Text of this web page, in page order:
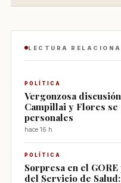
LECTURA
POLÍTICA
Vergonzosa
Campillai y Flores
personales
hace 16 h
POLÍTICA
Sorpresa en el
del Servicio de